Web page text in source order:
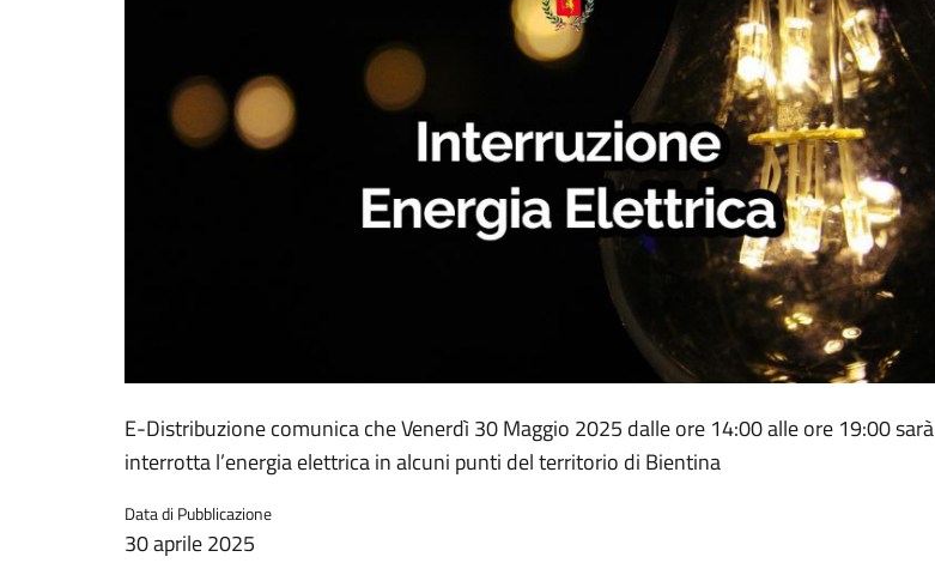
E-Distribuzione comunica che Venerdì 30 Maggio 2025 dalle ore 14:00 alle ore 19:00 sarà
interrotta l’energia elettrica in alcuni punti del territorio di Bientina
Data di Pubblicazione
30 aprile 2025